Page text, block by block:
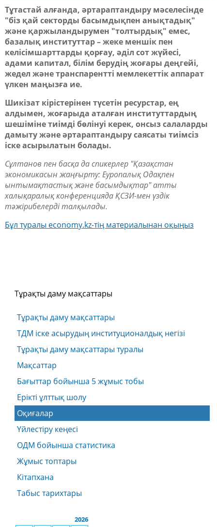
Тұтастай алғанда, әртараптандыру мәселесінде
"біз қай секторды басымдықпен анықтадық"
және қаржыландырумен "толтырдық" емес,
базалық институттар – жеке меншік пен
келісімшарттарды қорғау, әділ сот жүйесі,
адами капитал, білім берудің жоғары деңгейі,
жедел және транспарентті мемлекеттік аппарат
үлкен маңызға ие.
Шикізат кірістерінен түсетін ресурстар, ең
алдымен, жоғарыда аталған институттардың
шешіміне тиімді бөлінуі керек, онсыз салаларды
дамыту және әртараптандыру саясаты тиімсіз
іске асырылатын болады.
Сұлтанов пен басқа да спикерлер "Қазақстан
экономикасын жаңғырту: Еуропалық Одақпен
ынтымақтастық және басымдықтар" атты
халықаралық конференцияда ҚСЗИ-мен үздік
тәжірибелерді талқылады.
Бұл туралы economy.kz-тің материалынан оқыңыз
Тұрақты даму мақсаттары
Тұрақты даму мақсаттары
ТДМ іске асырудың институционалдық негізі
Тұрақты даму мақсаттары туралы
Мақсаттар
Бағыттар бойынша 5 жұмыс тобы
Ерікті ұлттық шолу
Оқиғалар
Үйлестіру кеңесі
ОДМ бойынша статистика
Жұмыс топтары
Кітапхана
Табыс тарихтары
2026